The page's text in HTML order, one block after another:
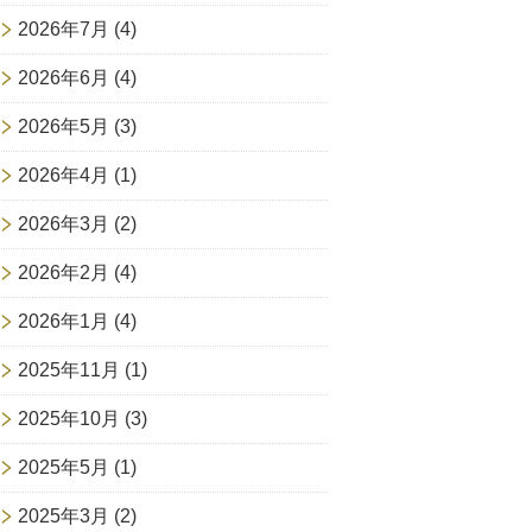
2026年7月 (4)
2026年6月 (4)
2026年5月 (3)
2026年4月 (1)
2026年3月 (2)
2026年2月 (4)
2026年1月 (4)
2025年11月 (1)
2025年10月 (3)
2025年5月 (1)
2025年3月 (2)